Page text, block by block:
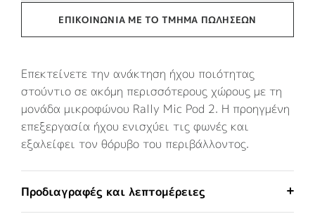
ΕΠΙΚΟΙΝΩΝΊΑ ΜΕ ΤΟ ΤΜΉΜΑ ΠΩΛΉΣΕΩΝ
Επεκτείνετε την ανάκτηση ήχου ποιότητας
στούντιο σε ακόμη περισσότερους χώρους με τη
μονάδα μικροφώνου Rally Mic Pod 2. Η προηγμένη
επεξεργασία ήχου ενισχύει τις φωνές και
εξαλείφει τον θόρυβο του περιβάλλοντος.
Προδιαγραφές και λεπτομέρειες